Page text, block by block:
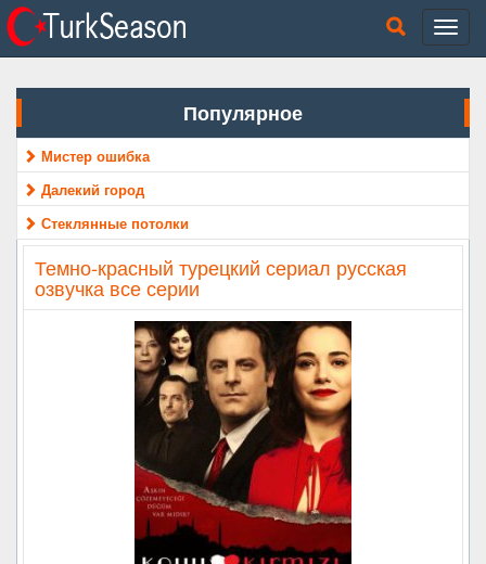
Популярное
Мистер ошибка
Далекий город
Стеклянные потолки
Темно-красный турецкий сериал русская
озвучка все серии